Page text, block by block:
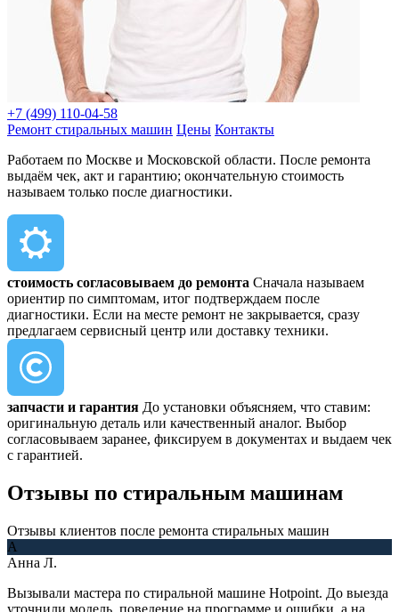
+7 (499) 110-04-58
Ремонт стиральных машин Цены Контакты
Работаем по Москве и Московской области. После ремонта
выдаём чек, акт и гарантию; окончательную стоимость
называем только после диагностики.
стоимость согласовываем до ремонта Сначала называем
ориентир по симптомам, итог подтверждаем после
диагностики. Если на месте ремонт не закрывается, сразу
предлагаем сервисный центр или доставку техники.
запчасти и гарантия До установки объясняем, что ставим:
оригинальную деталь или качественный аналог. Выбор
согласовываем заранее, фиксируем в документах и выдаем чек
с гарантией.
Отзывы по стиральным машинам
Отзывы клиентов после ремонта стиральных машин
А
Анна Л.
Вызывали мастера по стиральной машине Hotpoint. До выезда